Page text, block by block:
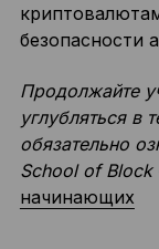
безопасности
Продолжайте
углубляться в
обязательно
School of Block
начинающих